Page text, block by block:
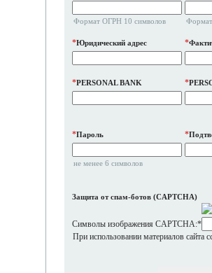
Формат ОГРН 10 символов
*Юридический адрес *
*PERSONAL BANK *
*Пароль
не менее 6 символов
*
Защита от спам-ботов (CAPTCHA)
Символы изображения CAPTCHA:*
При использовании материалов сайта